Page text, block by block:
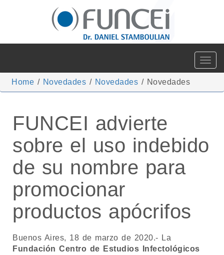
Toggle
Home / Novedades / Novedades / Novedades
FUNCEI advierte
sobre el uso indebido
de su nombre para
promocionar
productos apócrifos
Buenos Aires, 18 de marzo de 2020.- La
Fundación Centro de Estudios Infectológicos